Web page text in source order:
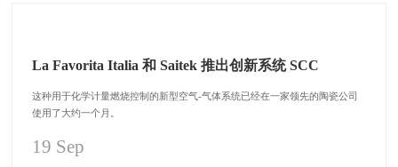
La Favorita Italia 和 Saitek 推出创新系统 SCC
这种用于化学计量燃烧控制的新型空气-气体系统已经在一家领先的陶瓷公司
使用了大约一个月。
19 Sep